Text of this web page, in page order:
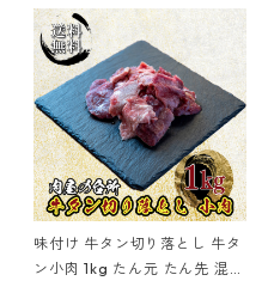
味付け 牛タン切り落とし 牛タ
ン小肉 1kg たん元 たん先 混在